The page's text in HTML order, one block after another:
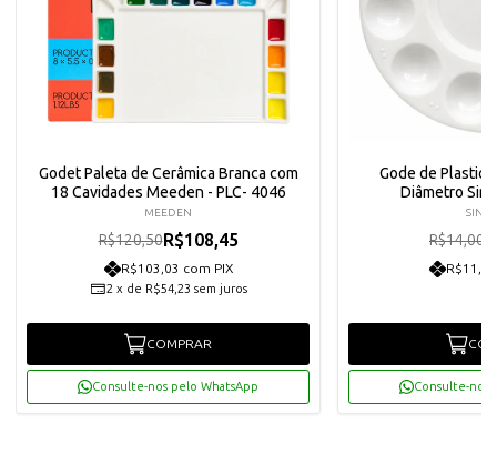
Godet Paleta de Cerâmica Branca com
18 Cavidades Meeden - PLC- 4046
MEEDEN
R$120,50R$108,45
R$103,03 com PIX
2 x de R$54,23 sem juros
COMPRAR
Consulte-nos pelo WhatsApp
Gode de
Diâmetro
R$14,00
Consulte-nos